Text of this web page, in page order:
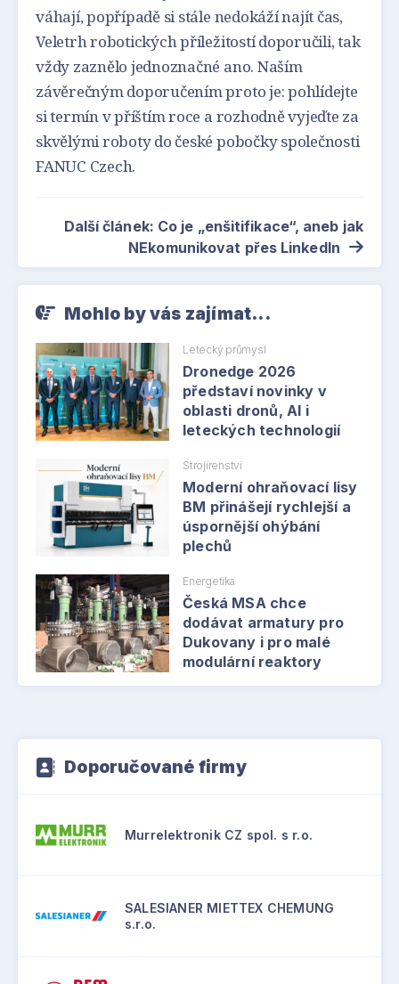
váhají, popřípadě si stále nedokáží najít čas,
Veletrh robotických příležitostí doporučili, tak
vždy zaznělo jednoznačné ano. Naším
závěrečným doporučením proto je: pohlídejte
si termín v příštím roce a rozhodně vyjeďte za
skvělými roboty do české pobočky společnosti
FANUC Czech.
Další článek: Co je „enšitifikace“, aneb jak
NEkomunikovat přes LinkedIn
Mohlo by vás zajímat...
Letecký průmysl
Dronedge 2026
představí novinky v
oblasti dronů, AI i
leteckých technologií
Strojírenství
Moderní ohraňovací lisy
BM přinášejí rychlejší a
úspornější ohýbání
plechů
Energetika
Česká MSA chce
dodávat armatury pro
Dukovany i pro malé
modulární reaktory
Doporučované firmy
Murrelektronik CZ spol. s r.o.
SALESIANER MIETTEX CHEMUNG
s.r.o.